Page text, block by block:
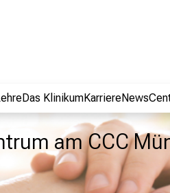
Das KlinikumKarriere
am CCC